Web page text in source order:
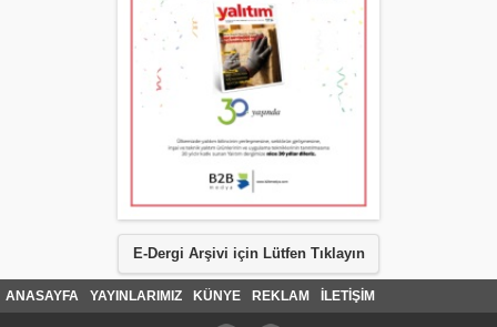
E-Dergi Arşivi için Lütfen Tıklayın
ANASAYFA YAYINLARIMIZ KÜNYE REKLAM İLETİŞİM